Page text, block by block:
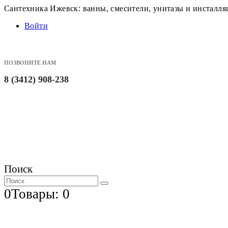
Сантехника Ижевск: ванны, смесители, унитазы и
Войти
ПОЗВОНИТЕ НАМ
8 (3412) 908-238
Поиск
0Товары: 0